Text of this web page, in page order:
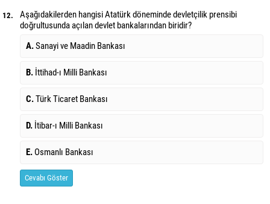
12.
Aşağıdakilerden hangisi Atatürk döneminde devletçilik prensibi
doğrultusunda açılan devlet bankalarından biridir?
A.Sanayi ve Maadin Bankası
B. İttihad-ı Milli Bankası
C.Türk Ticaret Bankası
D. İtibar-ı Milli Bankası
E. Osmanlı Bankası
Cevabı Göster